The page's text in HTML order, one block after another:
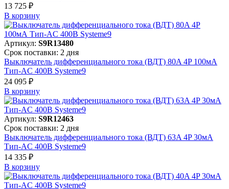
13 725 ₽
В корзинy
Артикул: S9R13480
Срок поставки: 2 дня
Выключатель дифференциального тока (ВДТ) 80A 4P 100мА
Тип-AC 400В Systeme9
24 095 ₽
В корзинy
Артикул: S9R12463
Срок поставки: 2 дня
Выключатель дифференциального тока (ВДТ) 63A 4P 30мА
Тип-AC 400В Systeme9
14 335 ₽
В корзинy